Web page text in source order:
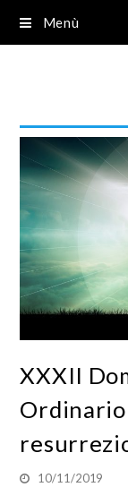
Menù
XXXII
10/11/2019